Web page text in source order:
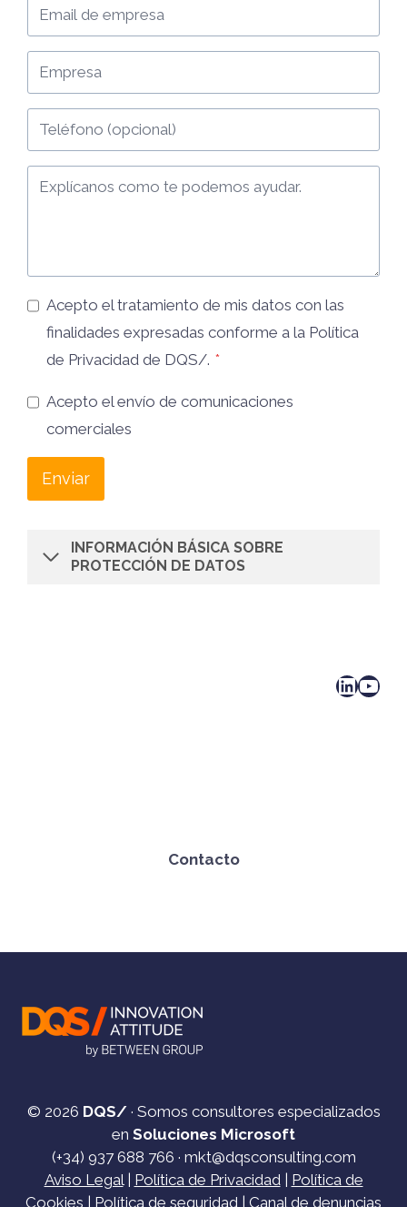
Acepto el tratamiento de mis datos con las
finalidades expresadas conforme a la Política
de Privacidad de DQS/. *
Acepto el envío de comunicaciones
comerciales
Enviar
INFORMACIÓN BÁSICA SOBRE
PROTECCIÓN DE DATOS
LinkedIn YouTube
Contacto
© 2026 DQS/· Somos consultores especializados
en Soluciones Microsoft
(+34) 937 688 766 · mkt@dqsconsulting.com
Aviso Legal| Política de Privacidad| Política de
Cookies
Política de seguridad Canal de denuncias